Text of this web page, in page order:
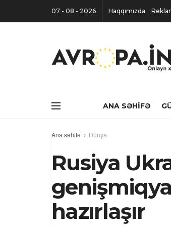
07 - 08 - 2026 Haqqımızda
ANA SƏHIFƏ
Ana səhifə Dünya
Rusiya
hazırlaşır